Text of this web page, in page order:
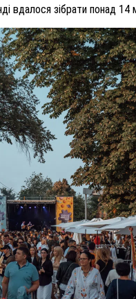
вдалося зібрати понад 14